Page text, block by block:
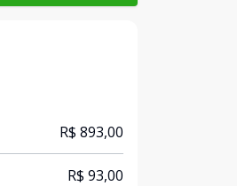
R$ 893,00
R$ 93,00